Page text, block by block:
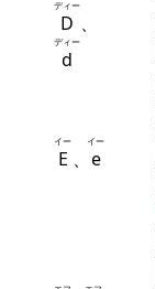
D
ディー
、
d
ディー
E
イー
、 e
イー